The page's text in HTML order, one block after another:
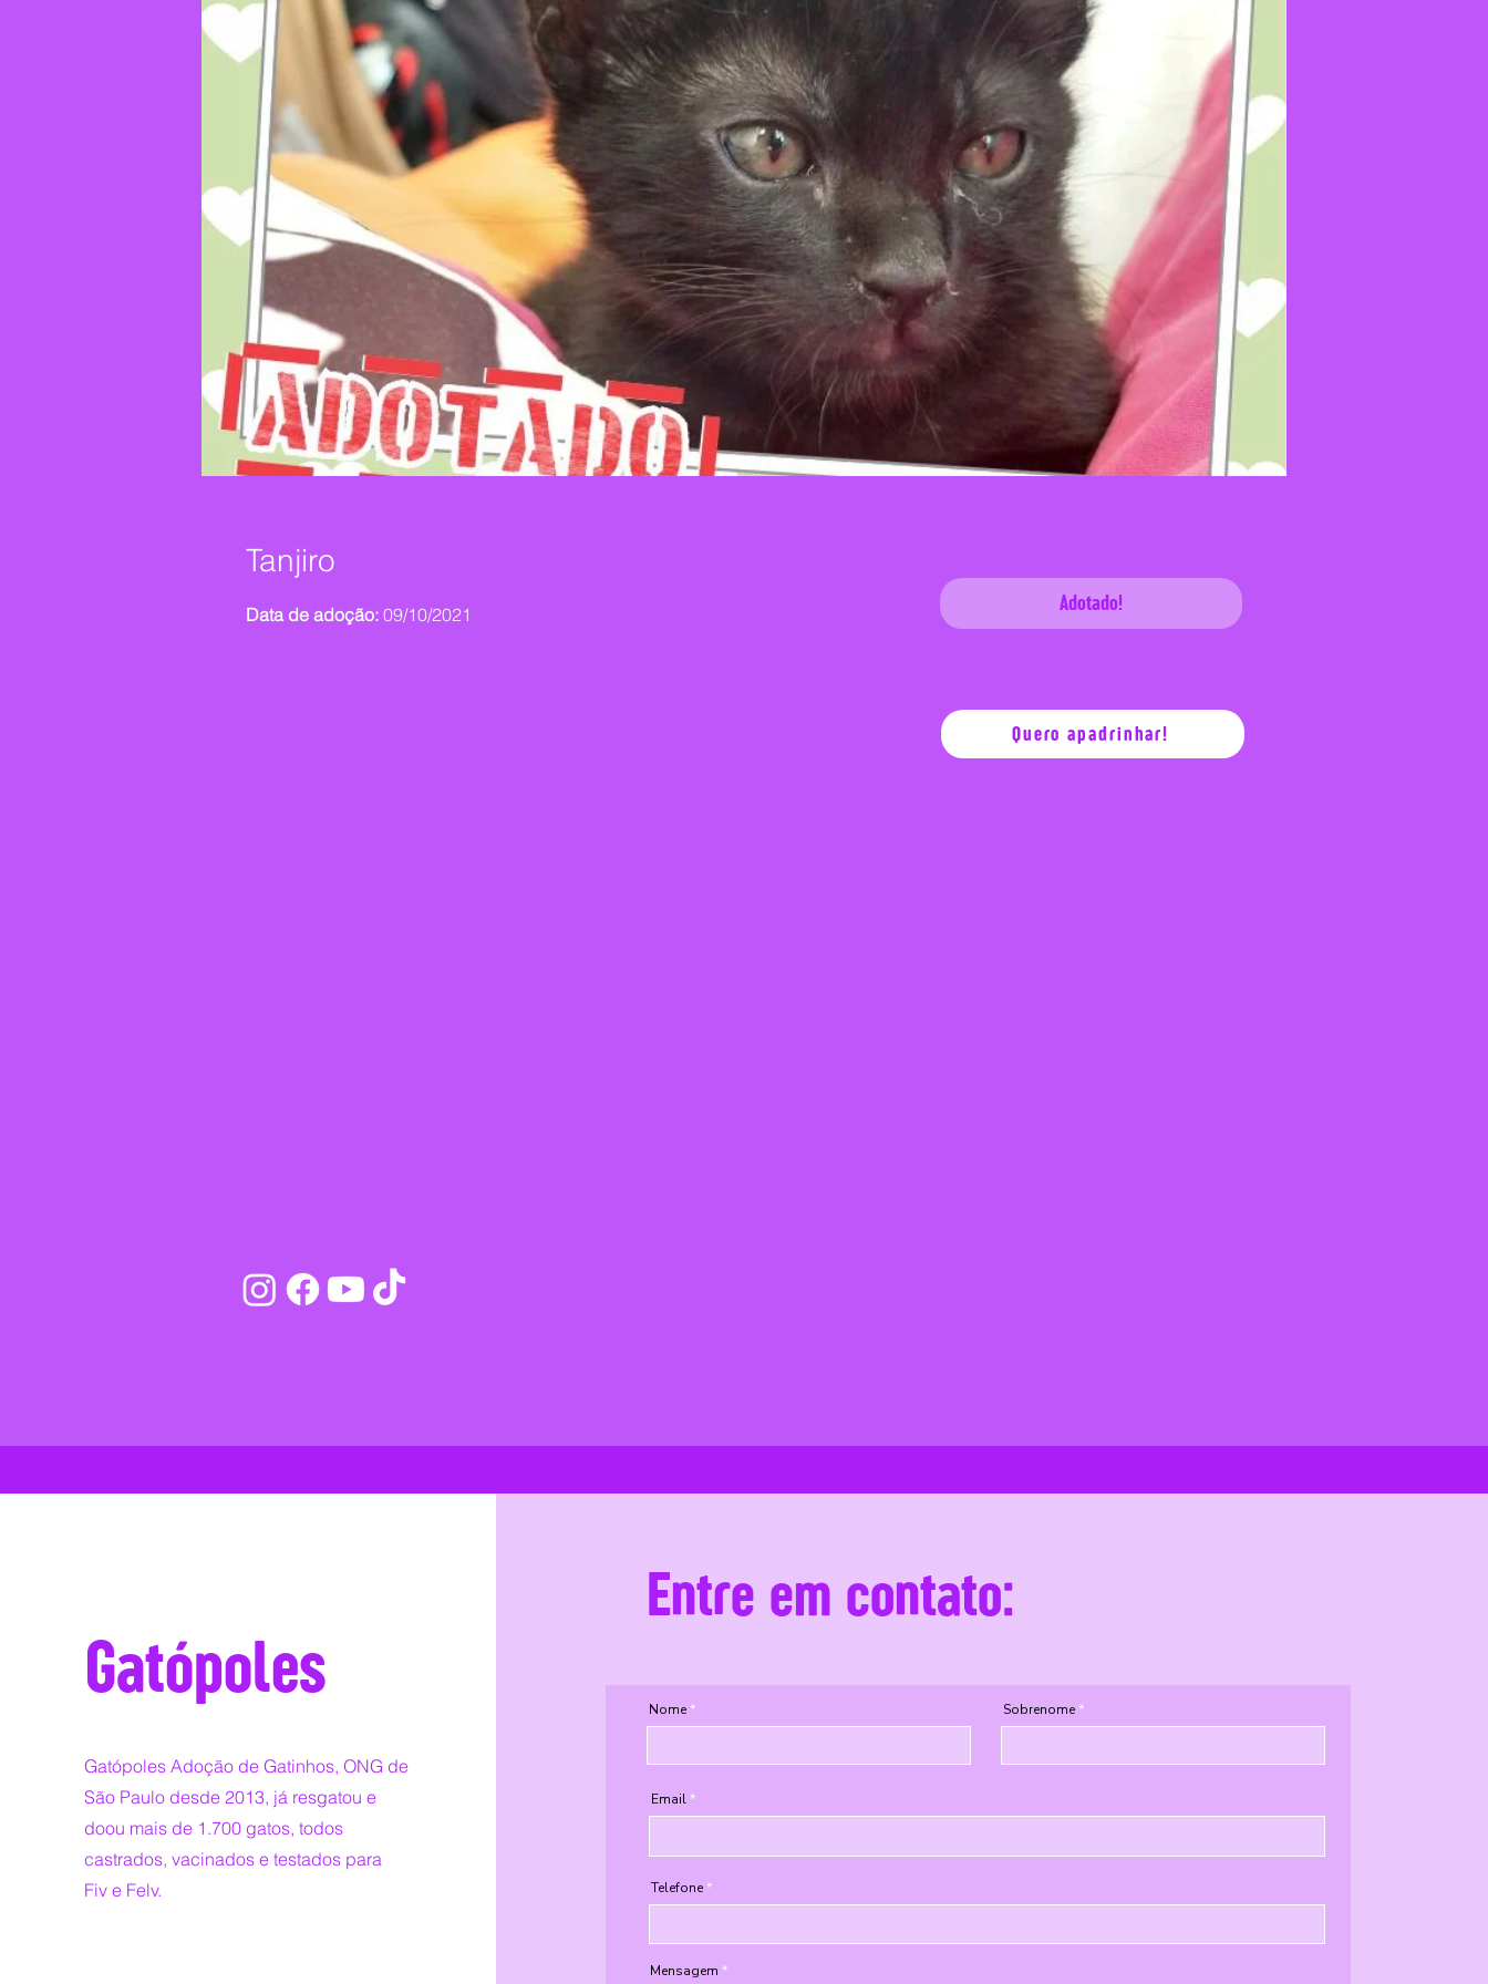
Tanjiro
Data de adoção: 09/10/2021 Adotado!
Quero apadrinhar!
Gatópoles
Gatópoles Adoção de Gatinhos, ONG de
São Paulo desde 2013, já resgatou e
doou mais de 1.700 gatos, todos
castrados, vacinados e testados para
Fiv e Felv.
Entre em contato:
Nome Sobrenome
Email
Telefone
Mensagem